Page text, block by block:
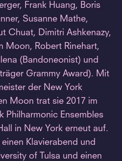
Frank Huang, Boris
Susanne Mathe,
Chuat, Dimitri Ashkenazy,
Moon, Robert Rinehart,
(Bandoneonist) und
Grammy Award). Mit
der New York
Moon trat sie 2017 im
Philharmonic Ensembles
in New York erneut auf.
Klavierabend und
of Tulsa und einen